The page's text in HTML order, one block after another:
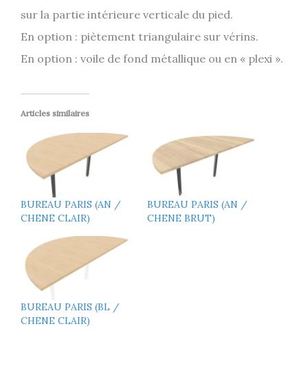
sur la partie intérieure verticale du pied.
En option : piètement triangulaire sur vérins.
En option : voile de fond métallique ou en « plexi ».
Articles similaires
BUREAU PARIS (AN /
CHENE CLAIR)
BUREAU PARIS (AN /
CHENE BRUT)
BUREAU PARIS (BL /
CHENE CLAIR)